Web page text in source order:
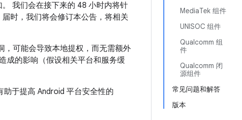
MediaTek 组件
UNISOC 组件
Qualcomm 组
件
Qualcomm 闭
源组件
常见问题和解答
版本
我们会在接下来的 48 小时内将针
时，我们将会修订本公告，将相关
，可能会导致本地提权，而无需额外
成的影响（假设相关平台和服务缓
助于提高 Android 平台安全性的